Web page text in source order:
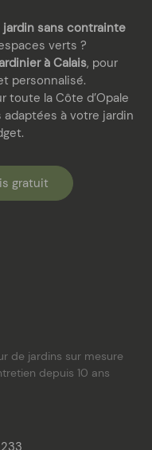
sans contrainte
verts ?
à Calais, pour
personnalisé.
toute la Côte d’Opale
à votre jardin
gratuit
de jardins sur mesure
depuis 10 ans